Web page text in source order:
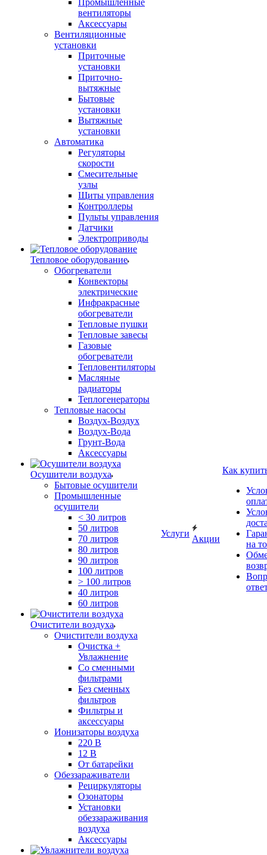
Промышленные
вентиляторы
Аксессуары
Вентиляционные
установки
Приточные
установки
Приточно-
вытяжные
Бытовые
установки
Вытяжные
установки
Автоматика
Регуляторы
скорости
Смесительные
узлы
Щиты управления
Контроллеры
Пульты управления
Датчики
Электроприводы
Тепловое оборудование
Обогреватели
Конвекторы
электрические
Инфракрасные
обогреватели
Тепловые пушки
Тепловые завесы
Газовые
обогреватели
Тепловентиляторы
Масляные
радиаторы
Теплогенераторы
Тепловые насосы
Воздух-Воздух
Воздух-Вода
Грунт-Вода
Аксессуары
Осушители воздуха
Бытовые осушители
Промышленные
осушители
< 30 литров
50 литров
70 литров
80 литров
90 литров
100 литров
> 100 литров
40 литров
60 литров
Очистители воздуха
Очистители воздуха
Очистка +
Увлажнение
Cо сменными
фильтрами
Без сменных
фильтров
Фильтры и
аксессуары
Ионизаторы воздуха
220 В
12 В
От батарейки
Обеззараживатели
Рециркуляторы
Озонаторы
Установки
обеззараживания
воздуха
Аксессуары
Услуги
Акции
Как
на